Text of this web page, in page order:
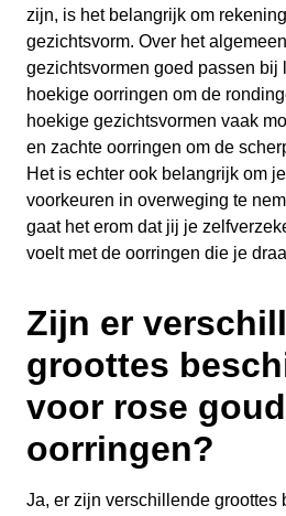
zijn, is het belangrijk om
gezichtsvorm. Over het
gezichtsvormen goed passen bij
hoekige oorringen om de
hoekige gezichtsvormen vaak
en zachte oorringen om de
Het is echter ook belangrijk om
voorkeuren in overweging te
gaat het erom dat jij je
voelt met de oorringen die je
Zijn er
groottes
voor rose
oorringen?
Ja, er zijn verschillende groottes